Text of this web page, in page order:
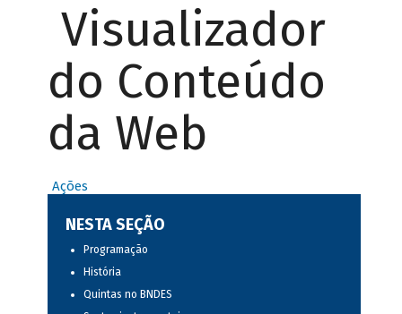
Visualizador
do Conteúdo
da Web
Ações
NESTA SEÇÃO
Programação
História
Quintas no BNDES